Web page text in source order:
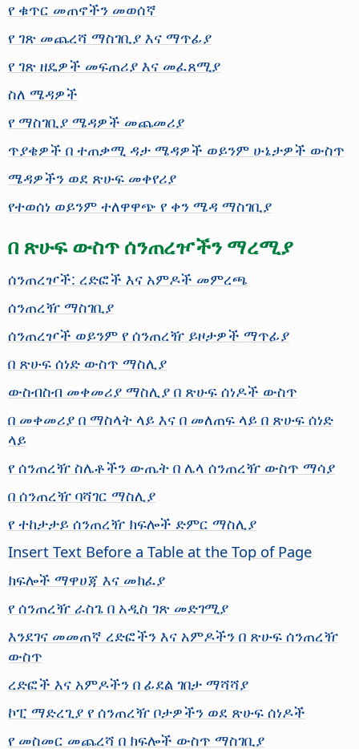
የ ቁጥር መጠኖችን መወሰኛ
የ ገጽ መጨረሻ ማስገቢያ እና ማጥፊያ
የ ገጽ ዘዴዎች መፍጠሪያ እና መፈጸሚያ
ስለ ሜዳዎች
የ ማስገቢያ ሜዳዎች መጨመሪያ
ጥያቄዎች በ ተጠቃሚ ዳታ ሜዳዎች ወይንም ሁኔታዎች ውስጥ
ሜዳዎችን ወደ ጽሁፍ መቀየሪያ
የተወሰነ ወይንም ተለዋዋጭ የ ቀን ሜዳ ማስገቢያ
በ ጽሁፍ ውስጥ ሰንጠረዦችን ማረሚያ
ሰንጠረዦች: ረድፎች እና አምዶች መምረጫ
ሰንጠረዥ ማስገቢያ
ሰንጠረዦች ወይንም የ ሰንጠረዥ ይዞታዎች ማጥፊያ
በ ጽሁፍ ሰነድ ውስጥ ማስሊያ
ውስብስብ መቀመሪያ ማስሊያ በ ጽሁፍ ሰነዶች ውስጥ
በ መቀመሪያ በ ማስላት ላይ እና በ መለጠፍ ላይ በ ጽሁፍ ሰነድ
ላይ
የ ሰንጠረዥ ስሌቶችን ውጤት በ ሌላ ሰንጠረዥ ውስጥ ማሳያ
በ ሰንጠረዥ ባሻገር ማስሊያ
የ ተከታታይ ሰንጠረዥ ክፍሎች ድምር ማስሊያ
Insert Text Before a Table at the Top of Page
ክፍሎች ማዋሀጃ እና መክፈያ
የ ሰንጠረዥ ራስጌ በ አዲስ ገጽ መድገሚያ
እንደገና መመጠኛ ረድፎችን እና አምዶችን በ ጽሁፍ ሰንጠረዥ
ውስጥ
ረድፎች እና አምዶችን በ ፊደል ገበታ ማሻሻያ
ኮፒ ማድረጊያ የ ሰንጠረዥ ቦታዎችን ወደ ጽሁፍ ሰነዶች
የ መስመር መጨረሻ በ ክፍሎች ውስጥ ማስገቢያ